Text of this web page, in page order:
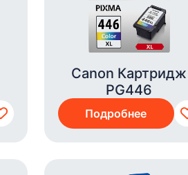
Canon Картридж
PG446
Подробнее